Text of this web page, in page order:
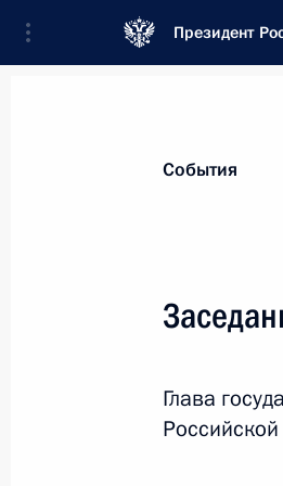
Президент
Лента событий
События
Глава